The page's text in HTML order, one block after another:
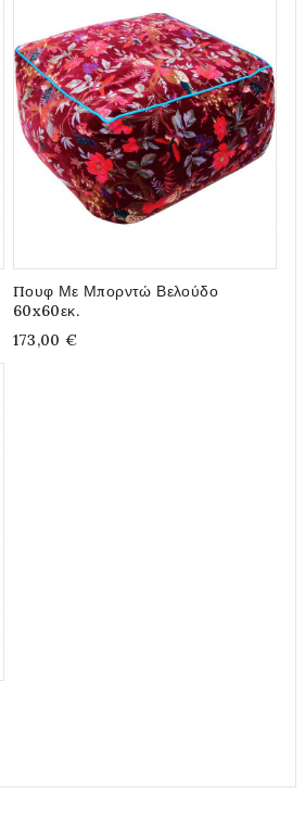
Πουφ Με Μπορντώ Βελούδο
60x60εκ.
173,00 €